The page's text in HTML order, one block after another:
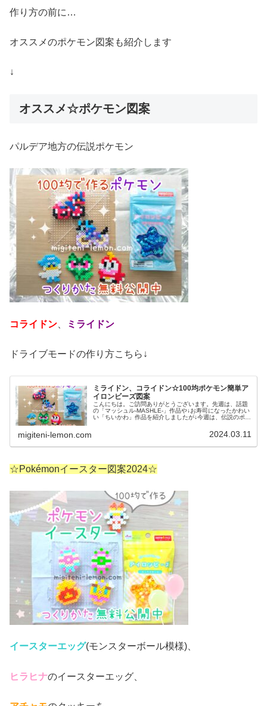
作り方の前に…
オススメのポケモン図案も紹介します
↓
オススメ☆ポケモン図案
パルデア地方の伝説ポケモン
コライドン ミライドン
ドライブモードの作り方こちら↓
ミライドン、コライドン☆100均ポケモン簡単ア
イロンビーズ図案
こんにちは。ご訪問ありがとうございます。先週は、話題
の「マッシュル-MASHLE-」作品や↓お寿司になったかわい
い「ちいかわ」作品を紹介しましたが↓今週は、伝説のポケ
migiteni-lemon.com 2024.03.11
☆Pokémonイースター図案2024☆
イースターエッグ(モンスターボール模様)、
ヒラヒナのイースターエッグ、